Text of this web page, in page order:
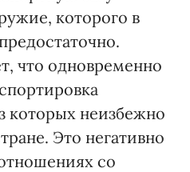
которого в
что одновременно
которых неизбежно
Это негативно
со